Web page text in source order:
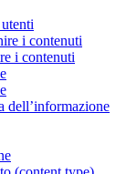
i contenuti
i contenuti
dell’informazione